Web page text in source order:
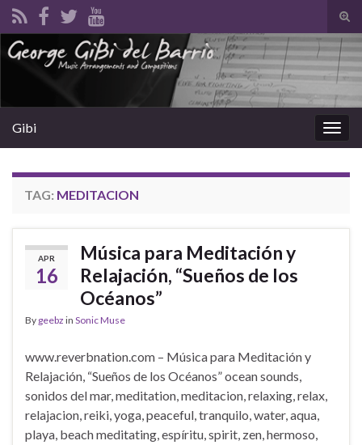
Search for:
Gibi
TAG: MEDITACION
APR
16
Música para Meditación y
Relajación, “Sueños de los
Océanos”
By geebz in Sonic Muse
www.reverbnation.com – Música para Meditación y
Relajación, “Sueños de los Océanos” ocean sounds,
sonidos del mar, meditation, meditacion, relaxing, relax,
relajacion, reiki, yoga, peaceful, tranquilo, water, aqua,
playa, beach meditating, espíritu, spirit, zen, hermoso,